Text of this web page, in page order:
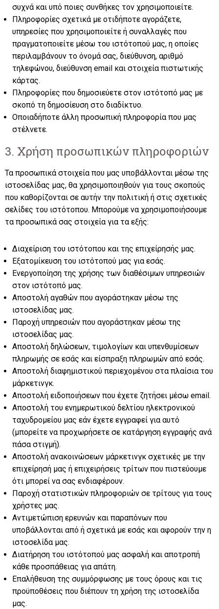
συχνά και υπό ποιες συνθήκες τον χρησιμοποιείτε.
Πληροφορίες σχετικά με οτιδήποτε αγοράζετε,
υπηρεσίες που χρησιμοποιείτε ή συναλλαγές που
πραγματοποιείτε μέσω του ιστότοπού μας, η οποίες
περιλαμβάνουν το όνομά σας, διεύθυνση, αριθμό
τηλεφώνου, διεύθυνση email και στοιχεία πιστωτικής
κάρτας.
Πληροφορίες που δημοσιεύετε στον ιστότοπό μας με
σκοπό τη δημοσίευση στο διαδίκτυο.
Οποιαδήποτε άλλη προσωπική πληροφορία που μας
στέλνετε.
3. Χρήση προσωπικών πληροφοριών
Τα προσωπικά στοιχεία που μας υποβάλλονται μέσω της
ιστοσελίδας μας, θα χρησιμοποιηθούν για τους σκοπούς
που καθορίζονται σε αυτήν την πολιτική ή στις σχετικές
σελίδες του ιστότοπου. Μπορούμε να χρησιμοποιήσουμε
τα προσωπικά σας στοιχεία για τα εξής:
Διαχείριση του ιστότοπου και της επιχείρησής μας.
Εξατομίκευση του ιστότοπού μας για εσάς.
Ενεργοποίηση της χρήσης των διαθέσιμων υπηρεσιών
στον ιστότοπό μας.
Αποστολή αγαθών που αγοράστηκαν μέσω της
ιστοσελίδας μας.
Παροχή υπηρεσιών που αγοράστηκαν μέσω της
ιστοσελίδας μας.
Αποστολή δηλώσεων, τιμολογίων και υπενθυμίσεων
πληρωμής σε εσάς και είσπραξη πληρωμών από εσάς.
Αποστολή διαφημιστικού περιεχομένου στα πλαίσια του
μάρκετινγκ.
Αποστολή ειδοποιήσεων που έχετε ζητήσει μέσω email.
Αποστολή του ενημερωτικού δελτίου ηλεκτρονικού
ταχυδρομείου μας εάν έχετε εγγραφεί για αυτό
(μπορείτε να προχωρήσετε σε κατάργηση εγγραφής ανά
πάσα στιγμή).
Αποστολή ανακοινώσεων μάρκετινγκ σχετικές με την
επιχείρησή μας ή επιχειρήσεις τρίτων που πιστεύουμε
ότι μπορεί να σας ενδιαφέρουν.
Παροχή στατιστικών πληροφοριών σε τρίτους για τους
χρήστες μας.
Αντιμετώπιση ερευνών και παραπόνων που
υποβάλλονται από ή σχετικά με εσάς και αφορούν την η
ιστοσελίδα μας.
Διατήρηση του ιστότοπού μας ασφαλή και αποτροπή
κάθε προσπάθειας για απάτη.
Επαλήθευση της συμμόρφωσης με τους όρους και τις
προϋποθέσεις που διέπουν τη χρήση της ιστοσελίδα
μας.